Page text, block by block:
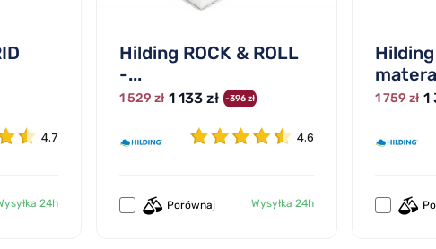
4.7
24h
Hilding ROCK & ROLL
-...
1 529 zł 1 133 zł -396 zł
4.6
Porównaj Wysyłka 24h
1 759 zł 1